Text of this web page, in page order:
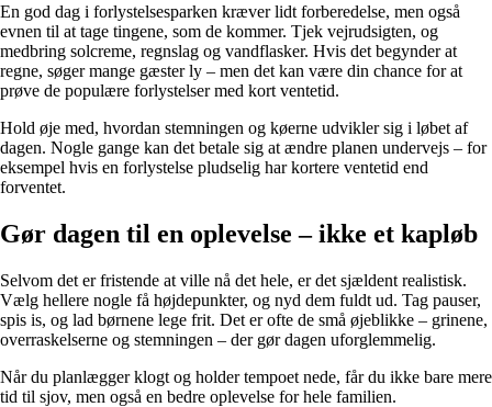
En god dag i forlystelsesparken kræver lidt forberedelse, men også
evnen til at tage tingene, som de kommer. Tjek vejrudsigten, og
medbring solcreme, regnslag og vandflasker. Hvis det begynder at
regne, søger mange gæster ly – men det kan være din chance for at
prøve de populære forlystelser med kort ventetid.
Hold øje med, hvordan stemningen og køerne udvikler sig i løbet af
dagen. Nogle gange kan det betale sig at ændre planen undervejs – for
eksempel hvis en forlystelse pludselig har kortere ventetid end
forventet.
Gør dagen til en oplevelse – ikke et kapløb
Selvom det er fristende at ville nå det hele, er det sjældent realistisk.
Vælg hellere nogle få højdepunkter, og nyd dem fuldt ud. Tag pauser,
spis is, og lad børnene lege frit. Det er ofte de små øjeblikke – grinene,
overraskelserne og stemningen – der gør dagen uforglemmelig.
Når du planlægger klogt og holder tempoet nede, får du ikke bare mere
tid til sjov, men også en bedre oplevelse for hele familien.